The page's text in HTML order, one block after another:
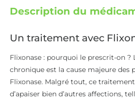
Description du
Un traitement avec
Flixonase : pourquoi le prescrit-on
chronique est la cause majeure des
Flixonase. Malgré tout, ce
d’apaiser bien d’autres affections,